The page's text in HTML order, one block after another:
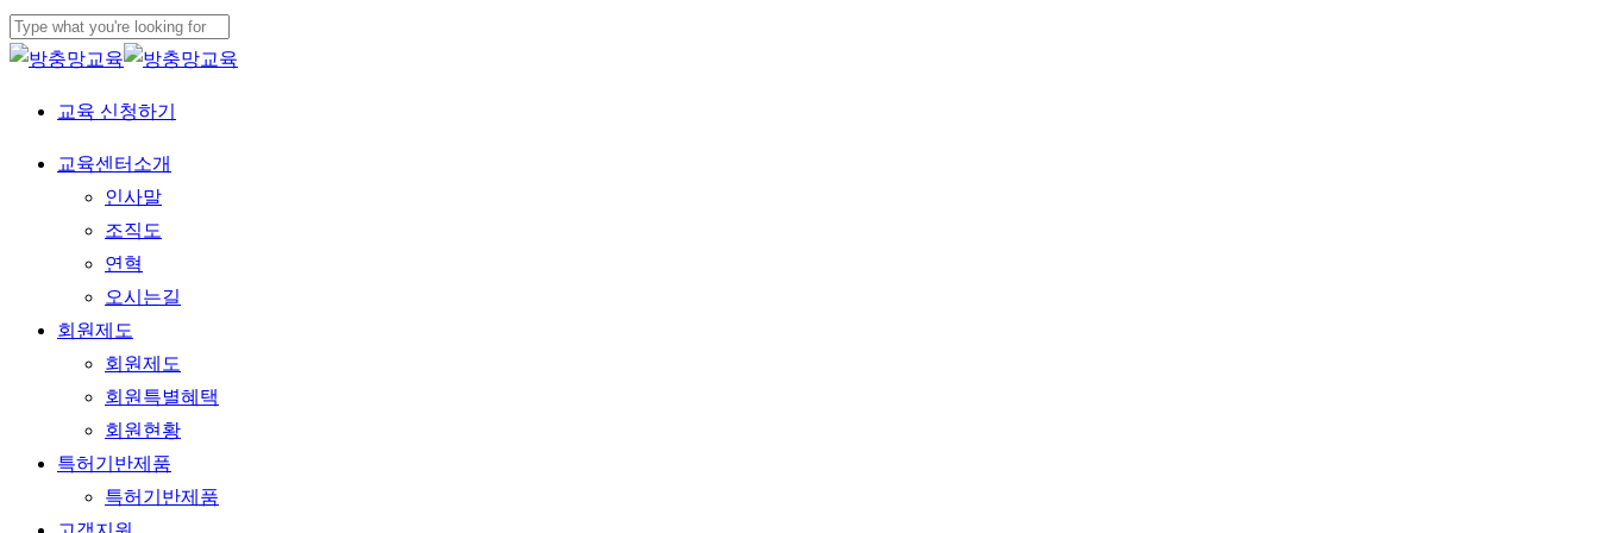
Skip
to
content
Close
교육 신청하기
Menu
교육센터소개
인사말
조직도
연혁
오시는길
회원제도
회원제도
회원특별혜택
회원현황
특허기반제품
특허기반제품